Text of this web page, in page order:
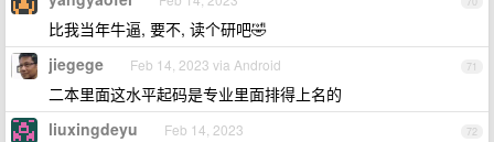
比我当年牛逼, 要不, 读个研吧🤣
71
jiegege Feb 14, 2023 via Android
二本里面这水平起码是专业里面排得上名的
72
liuxingdeyu Feb 14, 2023